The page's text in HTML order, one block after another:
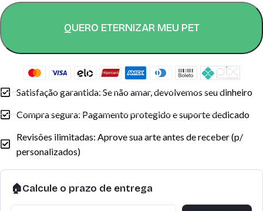
QUERO ETERNIZAR MEU PET
Satisfação garantida: Se não amar, devolvemos seu dinheiro
Compra segura: Pagamento protegido e suporte dedicado
Revisões ilimitadas: Aprove sua arte antes de receber (p/
personalizados)
🏠Calcule o prazo de entrega